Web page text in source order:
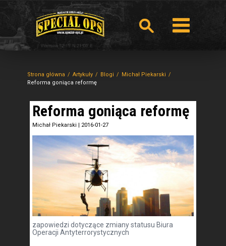
Strona główna Artykuły Blogi
Michał Piekarski
Reforma goniąca reformę
Reforma goniąca reformę
Michał Piekarski | 2016-01-27
zapowiedzi dotyczące zmiany statusu Biura
Operacji Antyterrorystycznych